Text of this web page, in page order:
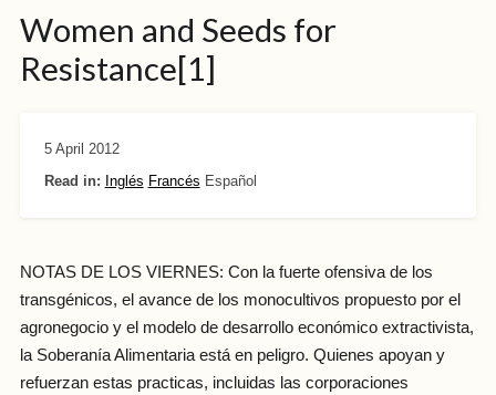
Women and Seeds for
Resistance[1]
5 April 2012
Read in: Inglés Francés Español
NOTAS DE LOS VIERNES: Con la fuerte ofensiva de los
transgénicos, el avance de los monocultivos propuesto por el
agronegocio y el modelo de desarrollo económico extractivista,
la Soberanía Alimentaria está en peligro. Quienes apoyan y
refuerzan estas practicas, incluidas las corporaciones